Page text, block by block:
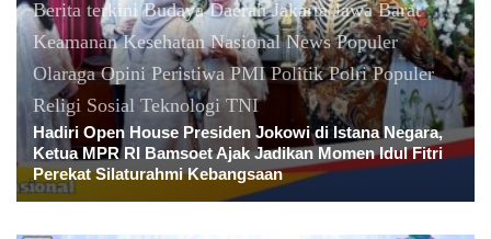
Berita terkini Budaya Daerah Jakarta Jawa Barat
Keamanan Kesehatan Nasional News Populer
Olaraga Opini Peristiwa PMI Politik Polri Populer
Religi Sosial Teknologi TNI
Hadiri Open House Presiden Jokowi di Istana Negara,
Ketua MPR RI Bamsoet Ajak Jadikan Momen Idul Fitri
Perekat Silaturahmi Kebangsaan